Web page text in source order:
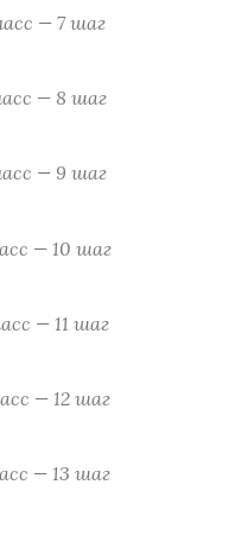
— 7 шаг
— 8 шаг
— 9 шаг
— 10 шаг
— 11 шаг
— 12 шаг
— 13 шаг